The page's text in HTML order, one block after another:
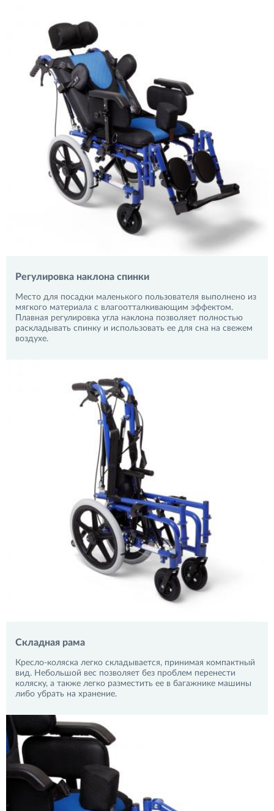
Регулировка наклона спинки
Место для посадки маленького пользователя выполнено из
мягкого материала с влагоотталкивающим эффектом.
Плавная регулировка угла наклона позволяет полностью
раскладывать спинку и использовать ее для сна на свежем
воздухе.
Складная рама
Кресло-коляска легко складывается, принимая компактный
вид. Небольшой вес позволяет без проблем перенести
коляску, а также легко разместить ее в багажнике машины
либо убрать на хранение.